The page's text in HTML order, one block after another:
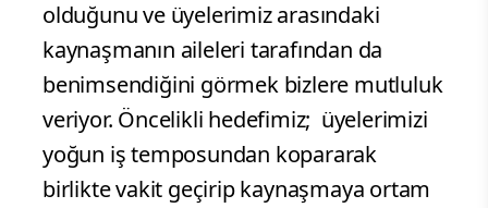
olduğunu ve üyelerimiz arasındaki
kaynaşmanın aileleri tarafından da
benimsendiğini görmek bizlere mutluluk
veriyor. Öncelikli hedefimiz; üyelerimizi
yoğun iş temposundan kopararak
birlikte vakit geçirip kaynaşmaya ortam